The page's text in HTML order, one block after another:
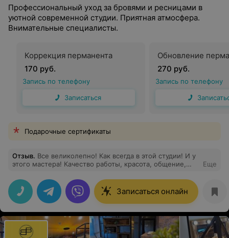
Профессиональный уход за бровями и ресницами в
уютной современной студии. Приятная атмосфера.
Внимательные специалисты.
Коррекция перманента
170 руб.
Запись по телефону
Записаться
Обновление
270 руб.
Запись по телефону
Подарочные сертификаты
Отзыв. Все великолепно! Как всегда в этой студии! И у
этого мастера! Качество работы, красота, общение,
Еще
Записаться онлайн